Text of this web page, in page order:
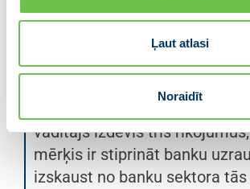
Ļaut atlasi
Noraidīt
Latvijas Ministru prezidents
Kariņš kā vienu no savas
prioritātēm ir izvirzījis tieši
vadītājs izdevis trīs
mērķis ir stiprināt banku
izskaust no banku sektora tās